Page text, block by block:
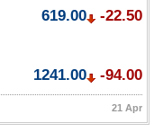
619.00
-22.50
1241.00 -94.00
21 Apr